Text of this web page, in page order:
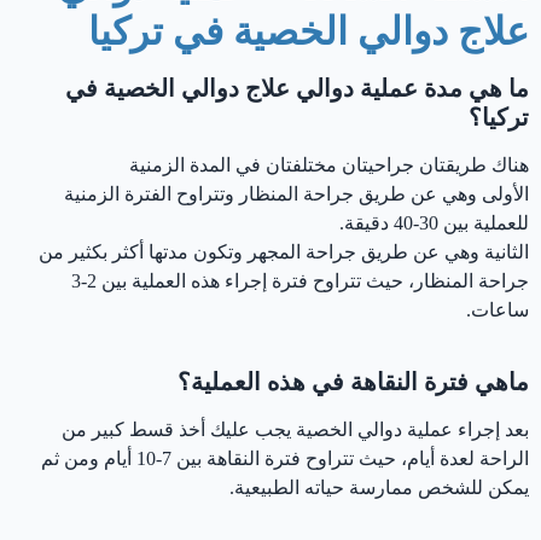
علاج دوالي الخصية في تركيا
ما هي مدة عملية دوالي علاج دوالي الخصية في
تركيا؟
هناك طريقتان جراحيتان مختلفتان في المدة الزمنية
الأولى وهي عن طريق جراحة المنظار وتتراوح الفترة الزمنية
للعملية بين 30-40 دقيقة.
الثانية وهي عن طريق جراحة المجهر وتكون مدتها أكثر بكثير من
جراحة المنظار، حيث تتراوح فترة إجراء هذه العملية بين 2-3
ساعات.
ماهي فترة النقاهة في هذه العملية؟
بعد إجراء عملية دوالي الخصية يجب عليك أخذ قسط كبير من
الراحة لعدة أيام، حيث تتراوح فترة النقاهة بين 7-10 أيام ومن ثم
يمكن للشخص ممارسة حياته الطبيعية.